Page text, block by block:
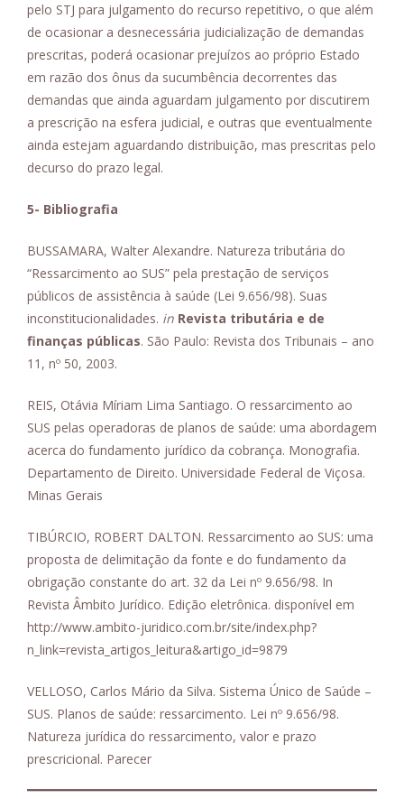
pelo STJ para julgamento do recurso repetitivo, o que além
de ocasionar a desnecessária judicialização de demandas
prescritas, poderá ocasionar prejuízos ao próprio Estado
em razão dos ônus da sucumbência decorrentes das
demandas que ainda aguardam julgamento por discutirem
a prescrição na esfera judicial, e outras que eventualmente
ainda estejam aguardando distribuição, mas prescritas pelo
decurso do prazo legal.
5- Bibliografia
BUSSAMARA, Walter Alexandre. Natureza tributária do
“Ressarcimento ao SUS” pela prestação de serviços
públicos de assistência à saúde (Lei 9.656/98). Suas
inconstitucionalidades. in Revista tributária e de
finanças públicas. São Paulo: Revista dos Tribunais – ano
11, nº 50, 2003.
REIS, Otávia Míriam Lima Santiago. O ressarcimento ao
SUS pelas operadoras de planos de saúde: uma abordagem
acerca do fundamento jurídico da cobrança. Monografia.
Departamento de Direito. Universidade Federal de Viçosa.
Minas Gerais
TIBÚRCIO, ROBERT DALTON. Ressarcimento ao SUS: uma
proposta de delimitação da fonte e do fundamento da
obrigação constante do art. 32 da Lei nº 9.656/98. In
Revista Âmbito Jurídico. Edição eletrônica. disponível em
http://www.ambito-juridico.com.br/site/index.php?
n_link=revista_artigos_leitura&artigo_id=9879
VELLOSO, Carlos Mário da Silva. Sistema Único de Saúde –
SUS. Planos de saúde: ressarcimento. Lei nº 9.656/98.
Natureza jurídica do ressarcimento, valor e prazo
prescricional. Parecer